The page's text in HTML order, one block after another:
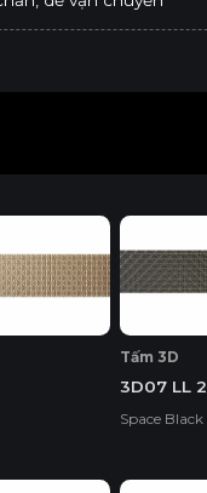
Tấm 3D
3D07 LL
Space Black